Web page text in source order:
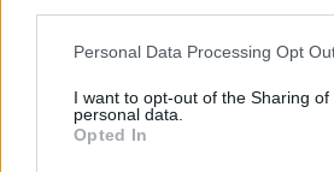
Please note that this website/app uses
not limited to your visit or usage
grant or deny consent to Google and
use your data for below specified
Personal Data Processing Opt
I want to opt-out of the Sharing of
personal data.
Opted In